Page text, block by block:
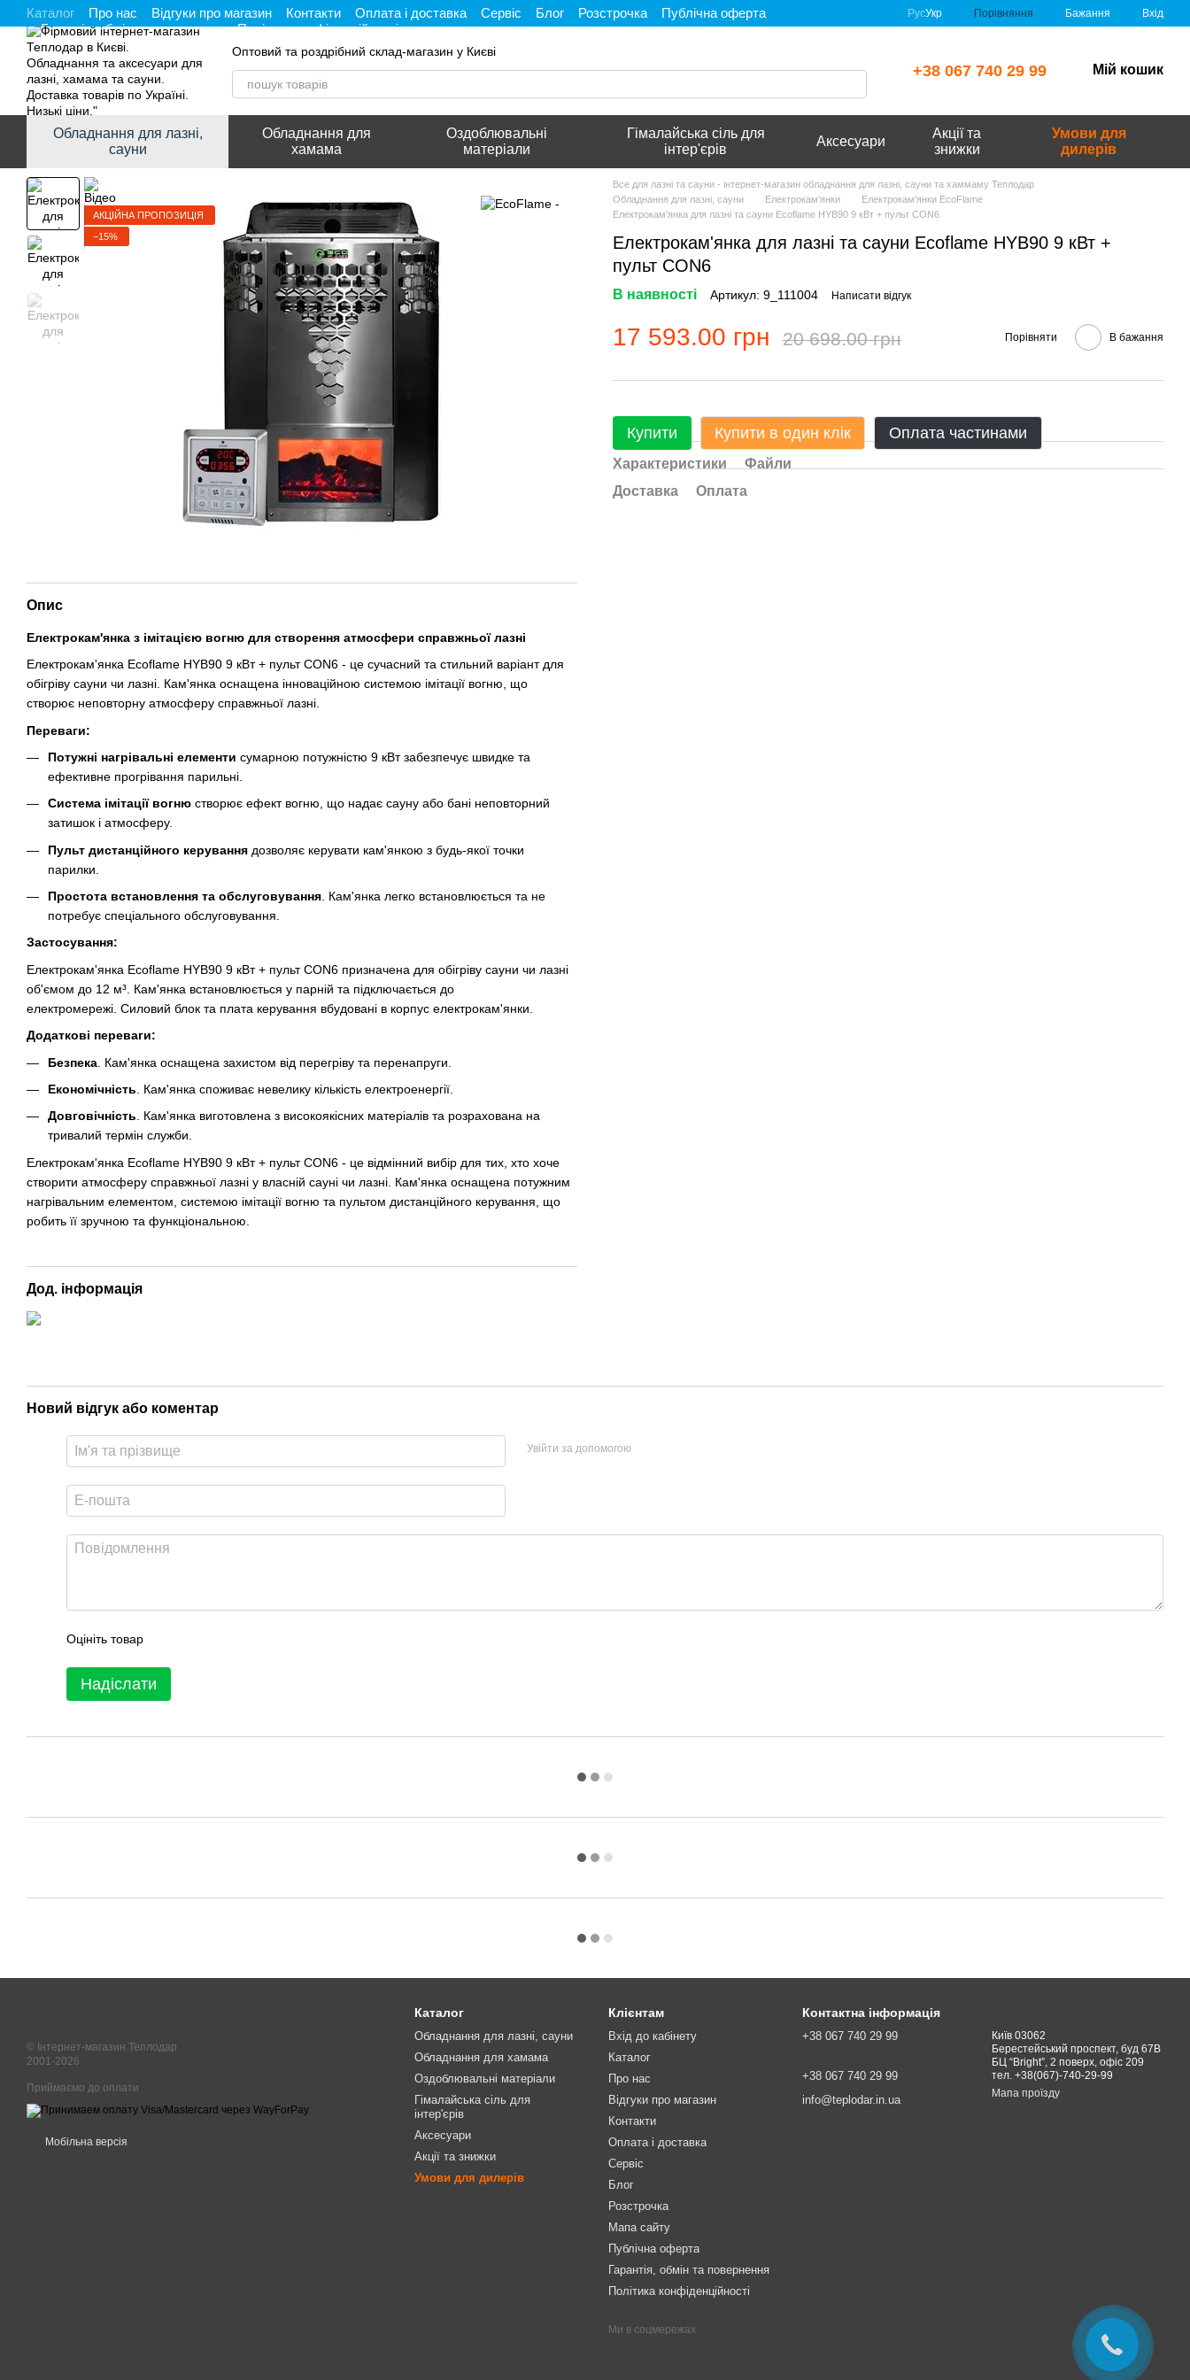
Перейти до основного контенту
Каталог Про нас Відгуки про магазин Контакти Оплата і доставка Сервіс Блог Розстрочка
Публічна оферта
Гарантія, обмін та повернення
Політика конфіденційності
РусУкр Порівняння Бажання Вхід
Оптовий та роздрібний склад-магазин у Києві
+38 067 740 29 99 Мій кошик
Обладнання для лазні,
сауни
Обладнання для
хамама
Оздоблювальні
матеріали
Гімалайська сіль для
інтер'єрів
Аксесуари
Акції та
знижки
Умови для
дилерів
АКЦІЙНА ПРОПОЗИЦІЯ
−15%
Опис
Електрокам'янка з імітацією вогню для створення атмосфери справжньої лазні
Електрокам'янка Ecoflame HYB90 9 кВт + пульт CON6 - це сучасний та стильний варіант для
обігріву сауни чи лазні. Кам'янка оснащена інноваційною системою імітації вогню, що
створює неповторну атмосферу справжньої лазні.
Переваги:
Потужні нагрівальні елементи сумарною потужністю 9 кВт забезпечує швидке та
ефективне прогрівання парильні.
Система імітації вогню створює ефект вогню, що надає сауну або бані неповторний
затишок і атмосферу.
Пульт дистанційного керування дозволяє керувати кам'янкою з будь-якої точки
парилки.
Простота встановлення та обслуговування . Кам'янка легко встановлюється та не
потребує спеціального обслуговування.
Застосування:
Електрокам'янка Ecoflame HYB90 9 кВт + пульт CON6 призначена для обігріву сауни чи лазні
об'ємом до 12 м³. Кам'янка встановлюється у парній та підключається до
електромережі. Силовий блок та плата керування вбудовані в корпус електрокам'янки.
Додаткові переваги:
Безпека . Кам'янка оснащена захистом від перегріву та перенапруги.
Економічність . Кам'янка споживає невелику кількість електроенергії.
Довговічність. Кам'янка виготовлена з високоякісних матеріалів та розрахована на
тривалий термін служби.
Електрокам'янка Ecoflame HYB90 9 кВт + пульт CON6 - це відмінний вибір для тих, хто хоче
створити атмосферу справжньої лазні у власній сауні чи лазні. Кам'янка оснащена потужним
нагрівальним елементом, системою імітації вогню та пультом дистанційного керування, що
робить її зручною та функціональною.
Дод. інформація
Все для лазні та сауни - інтернет-магазин обладнання для лазні, сауни та хаммаму Теплодар
Обладнання для лазні, сауни
Електрокам'янки
Електрокам'янки EcoFlame
Електрокам'янка для лазні та сауни Ecoflame HYB90 9 кВт + пульт CON6
Електрокам'янка для лазні та сауни Ecoflame HYB90 9 кВт +
пульт CON6
В наявності Артикул: 9_111004 Написати відгук
17 593.00 грн 20 698.00 грн Порівняти В бажання
Купити Купити в один клік Оплата частинами
Характеристики
Файли
Доставка
Оплата
Новий відгук або коментар
Увійти за допомогою
Оцініть товар
Надіслати
© Інтернет-магазин Теплодар
2001-2026
Приймаємо до оплати
Мобільна версія
Каталог
Обладнання для лазні, сауни
Обладнання для хамама
Оздоблювальні матеріали
Гімалайська сіль для
інтер'єрів
Аксесуари
Акції та знижки
Умови для дилерів
Клієнтам
Вхід до кабінету
Каталог
Про нас
Відгуки про магазин
Контакти
Оплата і доставка
Сервіс
Блог
Розстрочка
Мапа сайту
Публічна оферта
Гарантія, обмін та повернення
Політика конфіденційності
Ми в соцмережах
Контактна інформація
+38 067 740 29 99
+38 067 740 29 99
info@teplodar.in.ua
Київ 03062
Берестейський проспект, буд 67В
БЦ “Bright”, 2 поверх, офіс 209
тел. +38(067)-740-29-99
Мапа проїзду